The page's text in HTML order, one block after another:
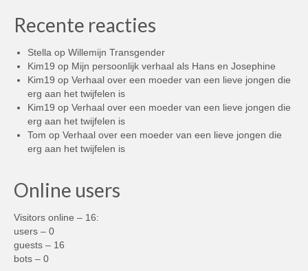
Recente reacties
Stella op Willemijn Transgender
Kim19 op Mijn persoonlijk verhaal als Hans en Josephine
Kim19 op Verhaal over een moeder van een lieve jongen die
erg aan het twijfelen is
Kim19 op Verhaal over een moeder van een lieve jongen die
erg aan het twijfelen is
Tom op Verhaal over een moeder van een lieve jongen die
erg aan het twijfelen is
Online users
Visitors online – 16:
users – 0
guests – 16
bots – 0